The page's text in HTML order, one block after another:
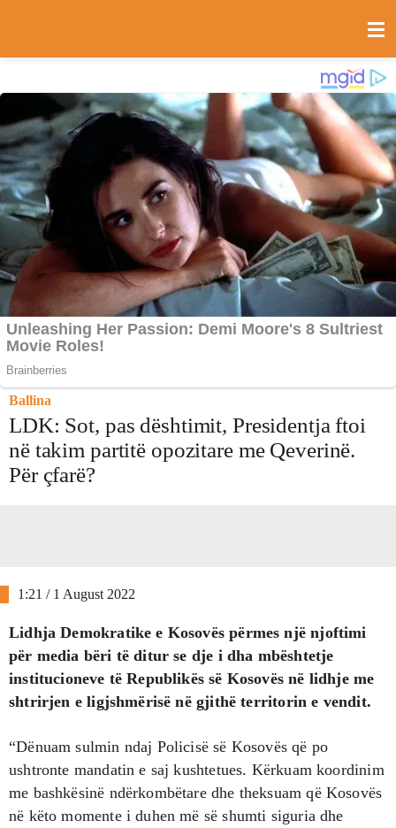
Ballina
LDK: Sot, pas dështimit, Presidentja ftoi
në takim partitë opozitare me Qeverinë.
Për çfarë?
1:21 / 1 August 2022
Lidhja Demokratike e Kosovës përmes një njoftimi
për media bëri të ditur se dje i dha mbështetje
institucioneve të Republikës së Kosovës në lidhje me
shtrirjen e ligjshmërisë në gjithë territorin e vendit.
“Dënuam sulmin ndaj Policisë së Kosovës që po
ushtronte mandatin e saj kushtetues. Kërkuam koordinim
me bashkësinë ndërkombëtare dhe theksuam që Kosovës
në këto momente i duhen më së shumti siguria dhe